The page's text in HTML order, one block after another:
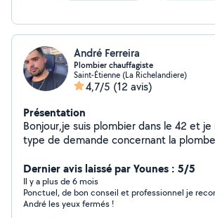
André Ferreira
Plombier chauffagiste
Saint-Étienne (La Richelandiere)
4,7/5 (12 avis)
Présentation
Bonjour,je suis plombier dans le 42 et
type de demande concernant la
Dernier avis laissé par Younes : 5/5
Il y a plus de 6 mois
Ponctuel, de bon conseil et professionnel je
André les yeux fermés !